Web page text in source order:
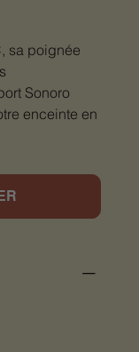
sa poignée
Sonoro
enceinte en